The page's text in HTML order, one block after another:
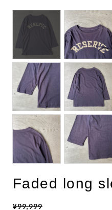
DESIGNERS
Faded long
¥99,999